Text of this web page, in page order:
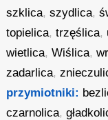
szklica,szydlica,
topielica,trzęślica,
wietlica,Wiślica,
zadarlica,
przymiotniki:
czarnolica,